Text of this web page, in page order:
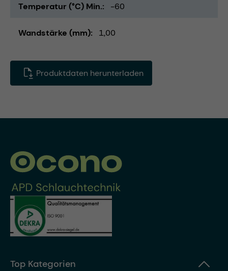
Temperatur (°C) Min. -60
Wandstärke (mm) 1,00
Produktdaten herunterladen
Top Kategorien